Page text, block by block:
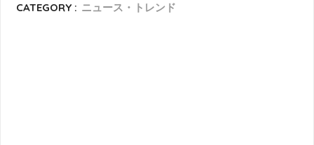
CATEGORY : ニュース・トレンド